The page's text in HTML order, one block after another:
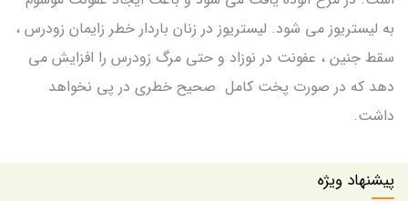
به لیستریوز می شود. لیستریوز در زنان باردار خطر زایمان زودرس ،
سقط جنین ، عفونت در نوزاد و حتی مرگ زودرس را افزایش می
دهد که در صورت پخت کامل صحیح خطری در پی نخواهد
داشت.
پیشنهاد ویژه